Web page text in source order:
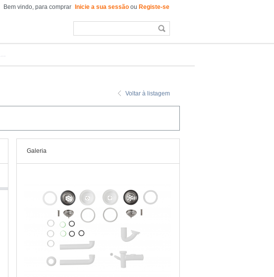
Bem vindo, para comprar Inicie a sua sessão ou Registe-se
Válvula manual para lava-louça Lusitano de 2 cubas
Voltar à listagem
Galeria